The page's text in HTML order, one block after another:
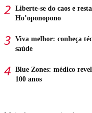
Liberte-se do caos e
Ho’oponopono
Viva melhor: conheça
saúde
Blue Zones: médico
100 anos